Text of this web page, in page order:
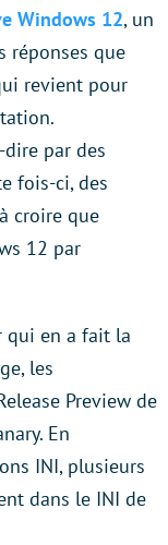
Windows 12, un
réponses que
revient pour
dire par des
fois-ci, des
croire que
12 par
qui en a fait la
les
Preview de
En
INI, plusieurs
dans le INI de